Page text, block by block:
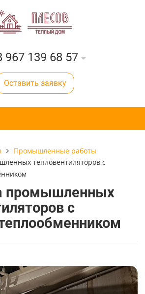
967 139 68 57
Оставить заявку
Промышленные работы
тепловентиляторов с
промышленных
с